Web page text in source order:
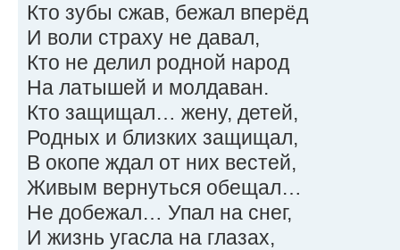
Кто зубы сжав, бежал вперёд
И воли страху не давал,
Кто не делил родной народ
На латышей и молдаван.
Кто защищал… жену, детей,
Родных и близких защищал,
В окопе ждал от них вестей,
Живым вернуться обещал…
Не добежал… Упал на снег,
И жизнь угасла на глазах,